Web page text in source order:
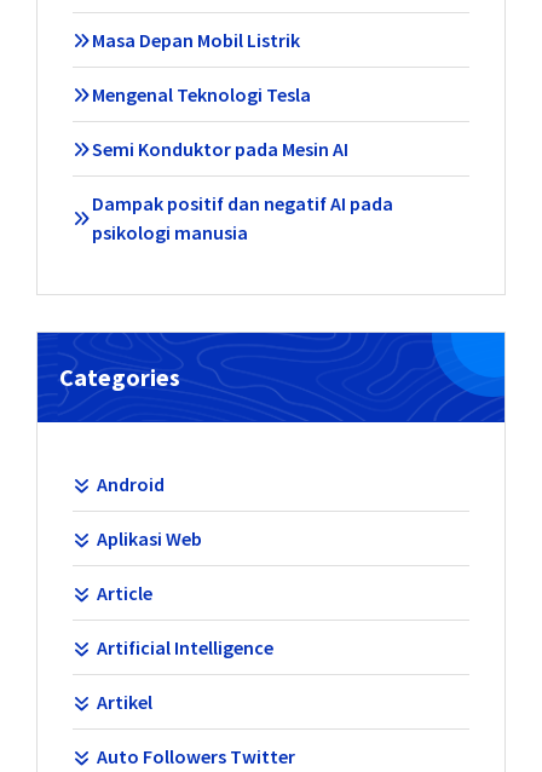
Masa Depan Mobil Listrik
Mengenal Teknologi Tesla
Semi Konduktor pada Mesin AI
Dampak positif dan negatif AI pada
psikologi manusia
Categories
Android
Aplikasi Web
Article
Artificial Intelligence
Artikel
Auto Followers Twitter